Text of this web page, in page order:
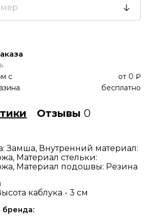
с от 0 ₽
бесплатно
Отзывы0
Замша, Внутренний материал:
Материал стельки:
Материал подошвы: Резина
каблука - 3 см